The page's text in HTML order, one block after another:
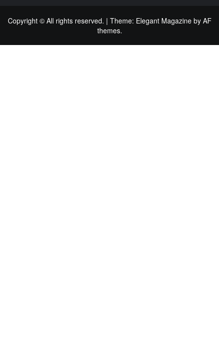
Copyright © All rights reserved. | Theme: Elegant Magazineby AF
themes.